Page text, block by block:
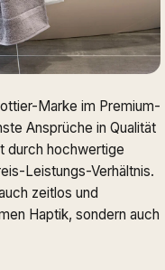
Marke im Premium-
Ansprüche in Qualität
durch hochwertige
Leistungs-Verhältnis.
zeitlos und
Haptik, sondern auch